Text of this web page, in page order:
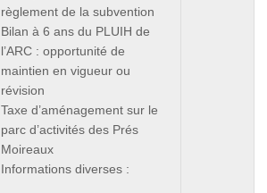
règlement de la subvention
Bilan à 6 ans du PLUIH de
l’ARC : opportunité de
maintien en vigueur ou
révision
Taxe d’aménagement sur le
parc d’activités des Prés
Moireaux
Informations diverses :